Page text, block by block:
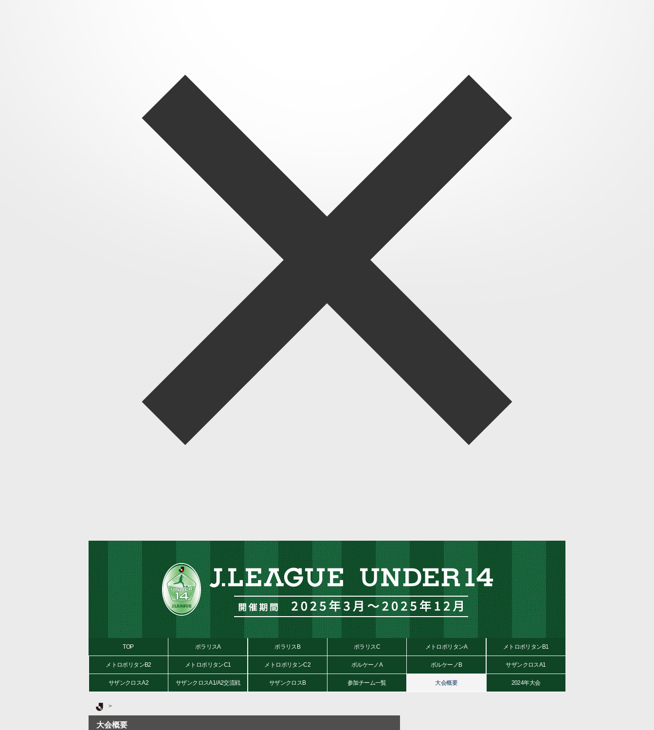
TOP ポラリスA ポラリスB ポラリスC メトロポリタンA メトロポリタンB1
メトロポリタンB2 メトロポリタンC1 メトロポリタンC2 ボルケーノA ボルケーノB サザンクロスA1
サザンクロスA2 サザンクロスA1/A2交流戦 サザンクロスB 参加チーム一覧 大会概要 2024年大会
Ｊリーグ TOP
大会概要